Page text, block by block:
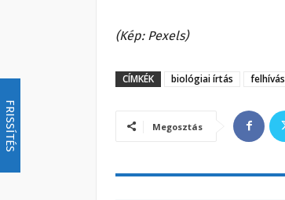
FRISSÍTÉS
(Kép: Pexels)
CÍMKÉK biológiai írtás felhívás
Megosztás